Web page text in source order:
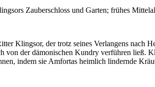
Zauberschloss und Garten; frühes
Klingsor, der trotz seines Verlangens nach
von der dämonischen Kundry verführen ließ.
indem sie Amfortas heimlich lindernde